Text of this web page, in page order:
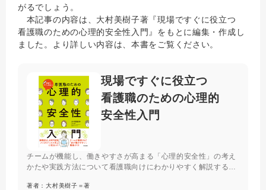
がるでしょう。
本記事の内容は、大村美樹子著『現場ですぐに役立つ
看護職のための心理的安全性入門』をもとに編集・作成し
ました。より詳しい内容は、本書をご覧ください。
現場ですぐに役立つ
看護職のための心理的
安全性入門
チームが機能し、働きやすさが高まる「心理的安全性」の考え
かたや実践方法について看護職向けにわかりやすく解説する入
ケアにも言及。医療現場のさまざまな困りごとを解決するため
著者：大村美樹子＝著